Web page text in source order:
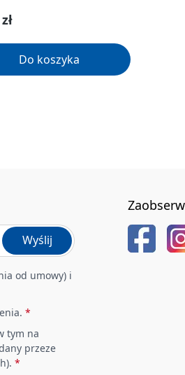
Do koszyka
Wyślij
od umowy) i
*
tym na
przeze
*